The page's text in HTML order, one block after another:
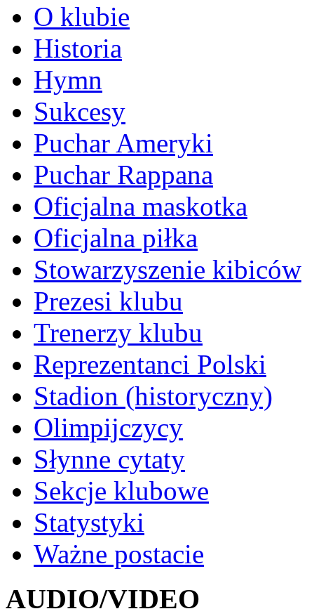
O klubie
Historia
Hymn
Sukcesy
Puchar Ameryki
Puchar Rappana
Oficjalna maskotka
Oficjalna piłka
Stowarzyszenie kibiców
Prezesi klubu
Trenerzy klubu
Reprezentanci Polski
Stadion (historyczny)
Olimpijczycy
Słynne cytaty
Sekcje klubowe
Statystyki
Ważne postacie
AUDIO/VIDEO